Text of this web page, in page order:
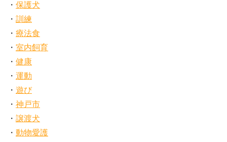
保護犬
訓練
療法食
室内飼育
健康
運動
遊び
神戸市
譲渡犬
動物愛護